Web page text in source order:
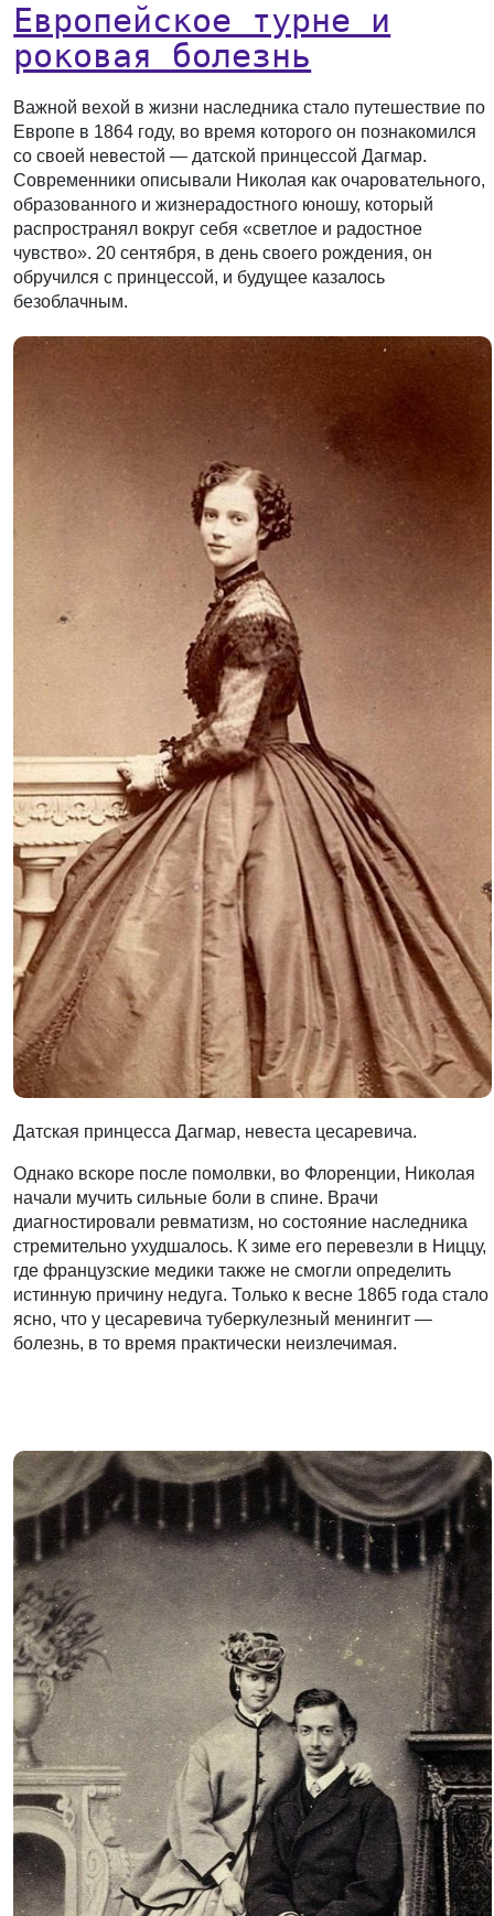
Европейское турне и
роковая болезнь
Важной вехой в жизни наследника стало путешествие по
Европе в 1864 году, во время которого он познакомился
со своей невестой — датской принцессой Дагмар.
Современники описывали Николая как очаровательного,
образованного и жизнерадостного юношу, который
распространял вокруг себя «светлое и радостное
чувство». 20 сентября, в день своего рождения, он
обручился с принцессой, и будущее казалось
безоблачным.
Датская принцесса Дагмар, невеста цесаревича.
Однако вскоре после помолвки, во Флоренции, Николая
начали мучить сильные боли в спине. Врачи
диагностировали ревматизм, но состояние наследника
стремительно ухудшалось. К зиме его перевезли в Ниццу,
где французские медики также не смогли определить
истинную причину недуга. Только к весне 1865 года стало
ясно, что у цесаревича туберкулезный менингит —
болезнь, в то время практически неизлечимая.